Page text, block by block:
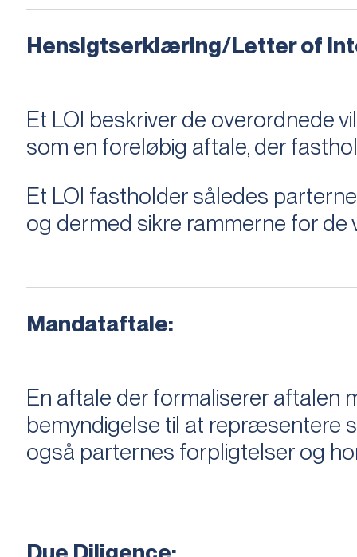
Hensigtserklæring/Letter of
Et LOI beskriver de overordnede
som en foreløbig aftale, der
Et LOI fastholder således
og dermed sikre rammerne for de
Mandataftale:
En aftale der formaliserer
bemyndigelse til at repræsentere
også parternes forpligtelser og